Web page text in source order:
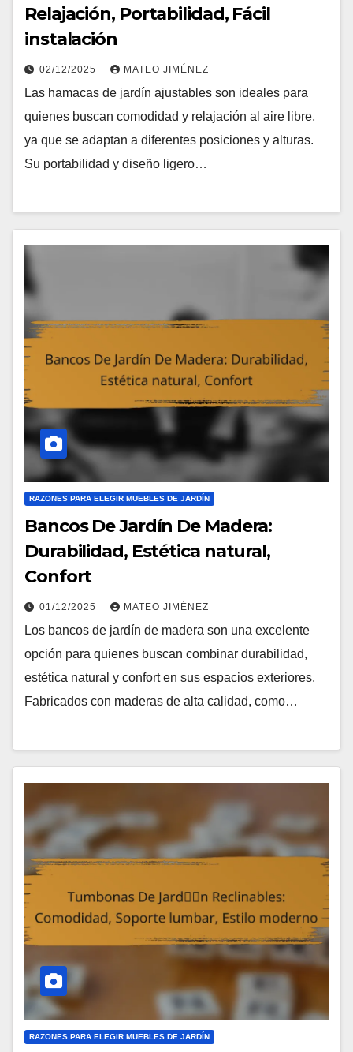
Relajación, Portabilidad, Fácil
instalación
02/12/2025 MATEO JIMÉNEZ
Las hamacas de jardín ajustables son ideales para
quienes buscan comodidad y relajación al aire libre,
ya que se adaptan a diferentes posiciones y alturas.
Su portabilidad y diseño ligero…
RAZONES PARA ELEGIR MUEBLES DE JARDÍN
Bancos De Jardín De Madera:
Durabilidad, Estética natural,
Confort
01/12/2025 MATEO JIMÉNEZ
Los bancos de jardín de madera son una excelente
opción para quienes buscan combinar durabilidad,
estética natural y confort en sus espacios exteriores.
Fabricados con maderas de alta calidad, como…
RAZONES PARA ELEGIR MUEBLES DE JARDÍN